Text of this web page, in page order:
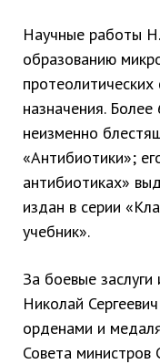
Научные работы
образованию
назначения.
неизменно
«Антибиотики»;
антибиотиках»
издан в серии
учебник».
За боевые
Николай
орденами и
Совета